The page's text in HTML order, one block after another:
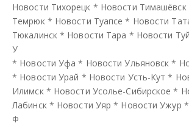
Новости Тихорецк * Новости Тимашёвск
Темрюк * Новости Туапсе * Новости
Тюкалинск * Новости Тара * Новости
У
* Новости Уфа * Новости Ульяновск *
* Новости Урай * Новости Усть-Кут *
Илимск * Новости Усолье-Сибирское *
Лабинск * Новости Уяр * Новости Ужур *
Ф